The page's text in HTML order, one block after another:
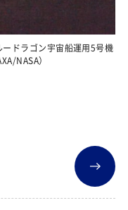
ドラゴン宇宙船運用5号機
NASA）